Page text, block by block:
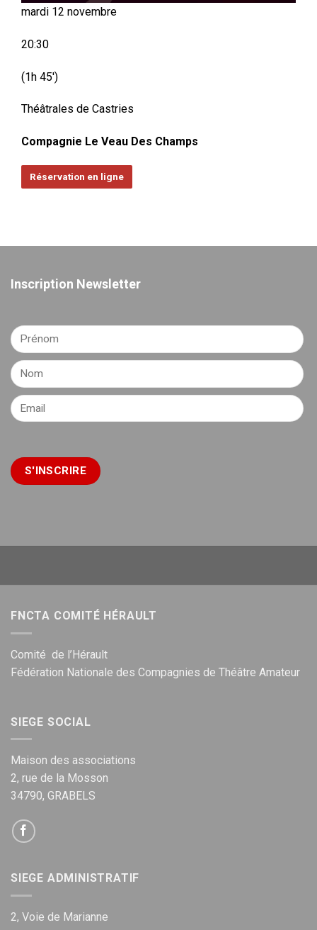
mardi 12 novembre
20:30
(1h 45′)
Théâtrales de Castries
Compagnie Le Veau Des Champs
Réservation en ligne
Inscription Newsletter
FNCTA COMITÉ HÉRAULT
Comité de l’Hérault
Fédération Nationale des Compagnies de Théâtre Amateur
SIEGE SOCIAL
Maison des associations
2, rue de la Mosson
34790, GRABELS
SIEGE ADMINISTRATIF
2, Voie de Marianne